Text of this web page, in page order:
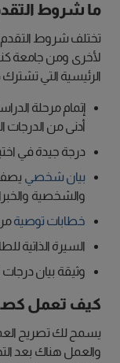
ما شروط
تختلف شروط التقدم
لأخرى ومن جامعة
الرئيسية التي
إتمام مرحلة
أدنى من الدرجات
درجة جيدة في
بيان شخصي يصف
والشخصية
خطابات توصية
السيرة الذاتية
وثيقة بيان درجات
كيف تعمل
يسمح لك تصريح